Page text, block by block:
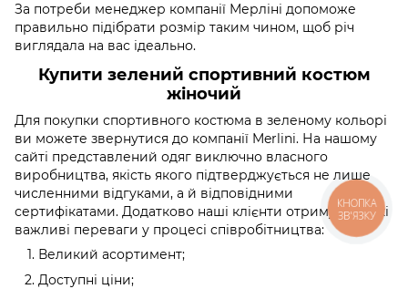
За потреби менеджер компанії Мерліні допоможе
правильно підібрати розмір таким чином, щоб річ
виглядала на вас ідеально.
Купити зелений спортивний костюм
жіночий
Для покупки спортивного костюма в зеленому кольорі
ви можете звернутися до компанії Merlini. На нашому
сайті представлений одяг виключно власного
виробництва, якість якого підтверджується не лише
численними відгуками, а й відповідними
сертифікатами. Додатково наші клієнти отримують такі
важливі переваги у процесі співробітництва:
Великий асортимент;
Доступні ціни;
КНОПКА
ЗВ'ЯЗКУ